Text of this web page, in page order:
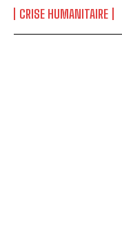
CRISE HUMANITAIRE